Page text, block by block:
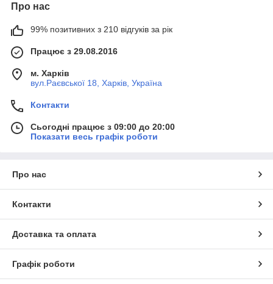
Про нас
99% позитивних з 210 відгуків за рік
Працює з 29.08.2016
м. Харків
вул.Раєвської 18, Харків, Україна
Контакти
Сьогодні працює з 09:00 до 20:00
Показати весь графік роботи
Про нас
Контакти
Доставка та оплата
Графік роботи